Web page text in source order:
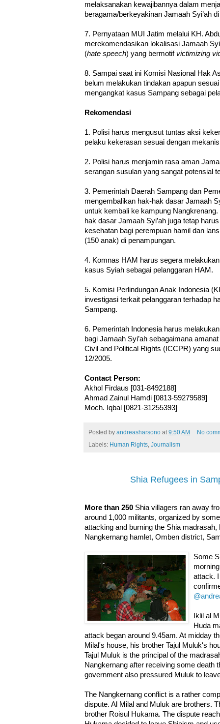
melaksanakan kewajibannya dalam
beragama/berkeyakinan Jamaah Syi’ah
7. Pernyataan MUI Jatim melalui KH.
merekomendasikan lokalisasi Jamaah
(hate speech) yang bermotif victimizing
8. Sampai saat ini Komisi Nasional Hak
belum melakukan tindakan apapun
mengangkat kasus Sampang sebagai
Rekomendasi
1. Polisi harus mengusut tuntas aksi
pelaku kekerasan sesuai dengan
2. Polisi harus menjamin rasa aman
serangan susulan yang sangat potensial
3. Pemerintah Daerah Sampang dan
mengembalikan hak-hak dasar Jamaah
untuk kembali ke kampung
hak dasar Jamaah Syi’ah juga tetap
kesehatan bagi perempuan hamil dan
(150 anak) di penampungan.
4. Komnas HAM harus segera
kasus Syiah sebagai pelanggaran HAM.
5. Komisi Perlindungan Anak Indonesia
investigasi terkait pelanggaran terhadap
Sampang.
6. Pemerintah Indonesia harus
bagi Jamaah Syi’ah sebagaimana
Civil and Political Rights (ICCPR) yang
12/2005.
Contact Person:
Akhol Firdaus [031-8492188]
Ahmad Zainul Hamdi [0813-59279589]
Moch. Iqbal [0821-31255393]
Posted by andreasharsono at 9:50 AM
No
Labels: Human Rights Journalism
Shia Refugees in
More than 250 Shia villagers ran away
around 1,000 militants, organized by
attacking and burning the Shia
Nangkernang hamlet, Omben district,
Some
attack.
Iklil al
Huda
attack began around 9.45am. At midday
Milal's house, his brother Tajul Muluk's
Tajul Muluk is the principal of the
Nangkernang after receiving some death
government also pressured Muluk to
The Nangkernang conflict is a rather
dispute. Al Milal and Muluk are brothers.
brother Roisul Hukama. The dispute